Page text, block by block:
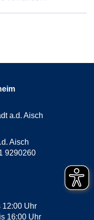
a.d. Aisch
Aisch
9290260
12:00 Uhr
16:00 Uhr